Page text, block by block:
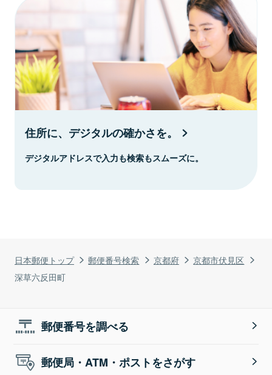
日本郵便トップ 郵便番号検索 京都府
京都市伏見区
深草六反田町
住所に、デジタルの確かさを。
デジタルアドレスで入力も検索もスムーズに。
郵便番号を調べる
郵便局・ATM・ポストをさがす